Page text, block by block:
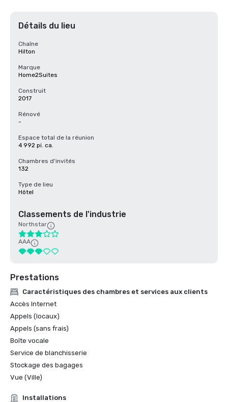
Détails du lieu
Chaîne
Hilton
Marque
Home2Suites
Construit
2017
Rénové
-
Espace total de la réunion
4 992 pi. ca.
Chambres d'invités
132
Type de lieu
Hôtel
Classements de l'industrie
Northstar
AAA
Prestations
Caractéristiques des chambres et services aux clients
Accès Internet
Appels (locaux)
Appels (sans frais)
Boîte vocale
Service de blanchisserie
Stockage des bagages
Vue (Ville)
Installations